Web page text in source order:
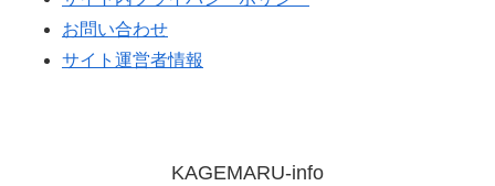
お問い合わせ
サイト運営者情報
KAGEMARU-info